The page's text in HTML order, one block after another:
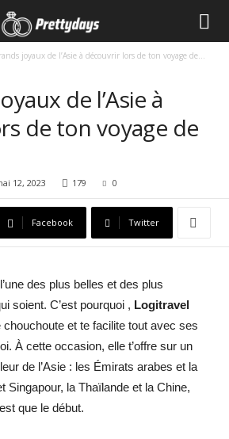
joyaux de l’Asie à découvrir lors de ton voyage de...
de l’Asie à
de ton voyage de
12, 2023 179 0
Facebook Twitter
des plus belles et des plus
soient. C’est pourquoi , Logitravel
et te facilite tout avec ses
À cette occasion, elle t’offre sur un
de l’Asie : les Émirats arabes et la
Singapour, la Thaïlande et la Chine,
que le début.